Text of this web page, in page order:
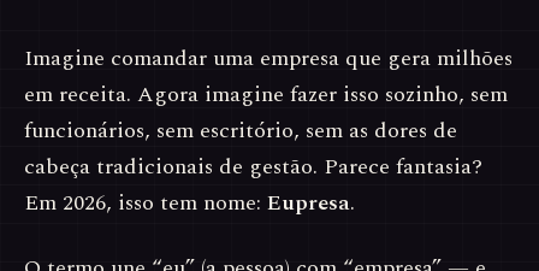
Imagine comandar uma empresa que gera milhões
em receita. Agora imagine fazer isso sozinho, sem
funcionários, sem escritório, sem as dores de
cabeça tradicionais de gestão. Parece fantasia?
Em 2026, isso tem nome: Eupresa.